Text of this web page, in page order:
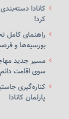
کرد!
راهنمای کامل
بورسیه‌ها و
مسیر جدید
سوی اقامت دائم
کناره‌گیری
پارلمان کانادا